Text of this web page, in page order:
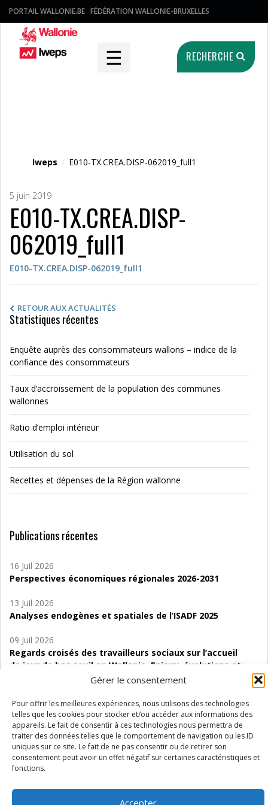
Gérer le consentement
Pour offrir les meilleures expériences, nous utilisons des technologies
telles que les cookies pour stocker et/ou accéder aux informations des
appareils. Le fait de consentir à ces technologies nous permettra de
traiter des données telles que le comportement de navigation ou les ID
uniques sur ce site. Le fait de ne pas consentir ou de retirer son
consentement peut avoir un effet négatif sur certaines caractéristiques et
fonctions.
Accepter
PORTAIL WALLONIE.BE FÉDÉRATION WALLONIE-BRUXELLES
☰ RECHERCHE
Iweps / E010-TX.CREA.DISP-062019_full1
5 juin 2019
E010-TX.CREA.DISP-
062019_full1
E010-TX.CREA.DISP-062019_full1
RETOUR AUX ACTUALITÉS
Statistiques récentes
Enquête auprès des consommateurs wallons – indice de la
confiance des consommateurs
Taux d’accroissement de la population des communes
wallonnes
Ratio d’emploi intérieur
Utilisation du sol
Recettes et dépenses de la Région wallonne
Publications récentes
16 Juil 2026
Perspectives économiques régionales 2026-2031
13 Juil 2026
Analyses endogènes et spatiales de l’ISADF 2025
09 Juil 2026
Regards croisés des travailleurs sociaux sur l’accueil
de jour de bas seuil en Wallonie. Enjeux, évolutions et
06 Juil 2026
Étude d’évaluabilité des Structures
d’accompagnement à l’autocréation d’emploi (SAACE)
01 Juil 2026
Pénurie du personnel infirmier :quels indicateurs
Wallonie ?